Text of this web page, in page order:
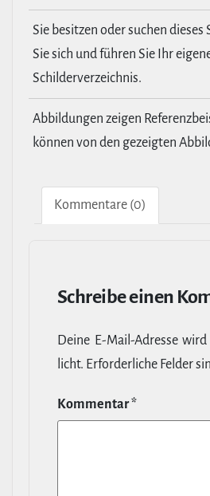
Sie besitzen oder suchen dieses
Sie sich und führen Sie Ihr
Schilderverzeichnis.
Abbildungen zeigen
können von den gezeigten
Kom­men­tare (0)
Schreibe einen
Deine E‑Mail-​Adresse
licht. Erfor­der­liche Felder
Kommentar*